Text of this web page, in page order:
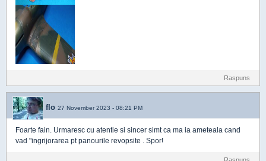
Raspuns
flo 27 November 2023 - 08:21 PM
Foarte fain. Urmaresc cu atentie si sincer simt ca ma ia ameteala cand
vad "ingrijorarea pt panourile revopsite . Spor!